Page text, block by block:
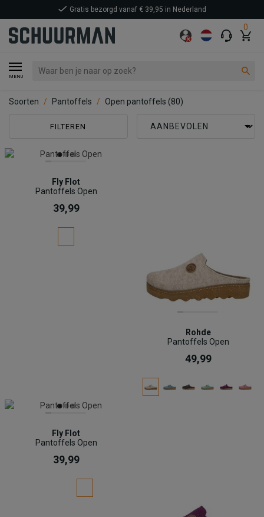
0
MENU
Gratis bezorgd vanaf € 39,95 in Nederland
Soorten Pantoffels Open pantoffels (80)
FILTEREN
Fly Flot
Pantoffels Open
39,99
Rohde
Pantoffels Open
49,99
Fly Flot
Pantoffels Open
39,99